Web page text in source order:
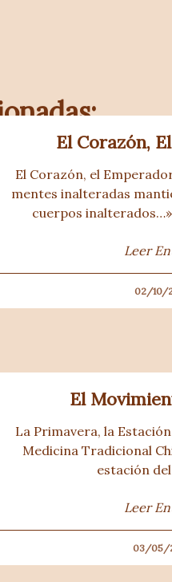
El Corazón,
El Corazón, el
mentes inalteradas
cuerpos
Leer
02/10/
El
La Primavera, la
Medicina Tradicional
estación
Leer
03/05/